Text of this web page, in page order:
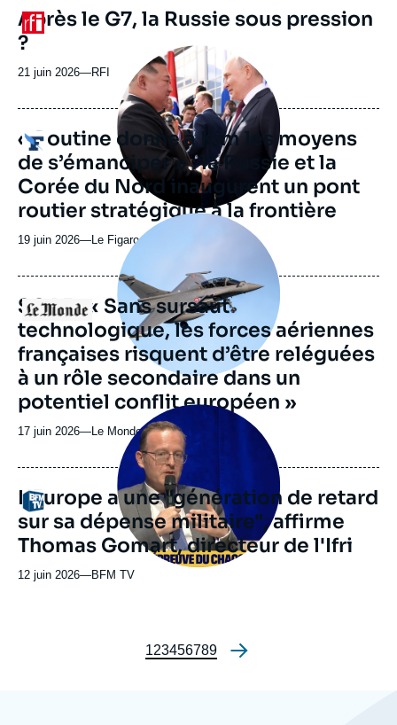
ou
Logo
Après le G7, la Russie sous pression
?
21 juin 2026—Nom
journal,
revue
ou
émission
RFI
Logo
principale
médiatique
« Poutine donne à Kim les moyens
de s’émanciper » : la Russie et la
Corée du Nord inaugurent un pont
routier stratégique à la frontière
19 juin 2026—Nom
journal,
ou
émission
Le Figaro
Logo
Image
principale
médiatique
SCAF : « Sans sursaut
technologique, les forces aériennes
françaises risquent d’être reléguées
à un rôle secondaire dans un
potentiel conflit européen »
17 juin 2026—Nom
journal,
revue
ou
émission
Le Monde
Logo
Image
principale
médiatique
L'Europe a une "génération de retard
sur sa dépense militaire", affirme
Thomas Gomart, directeur de l'Ifri
12 juin 2026—Nom
BFM TV
Pagination
Page
1Page
2Page
3Page
4Page
5Page
6Page
7Page
8Page
9